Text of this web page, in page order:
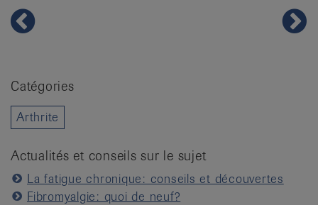
Catégories
Arthrite
Actualités et conseils sur le sujet
La fatigue chronique: conseils et découvertes
Fibromyalgie: quoi de neuf?